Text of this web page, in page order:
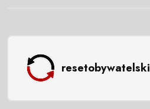
resetobywatelski